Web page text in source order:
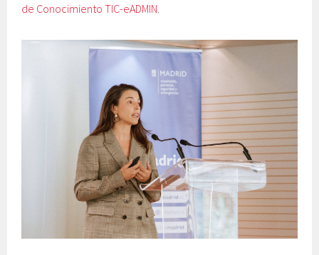
de Conocimiento TIC-eADMIN.